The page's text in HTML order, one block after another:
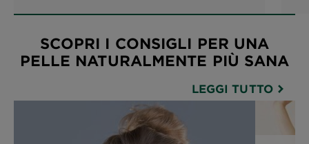
SCOPRI I CONSIGLI PER UNA
PELLE NATURALMENTE PIÙ SANA
LEGGI TUTTO